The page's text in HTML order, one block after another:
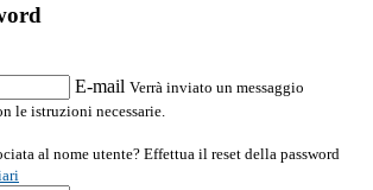
E-mail Verrà inviato un messaggio
le istruzioni necessarie.
al nome utente? Effettua il reset della password